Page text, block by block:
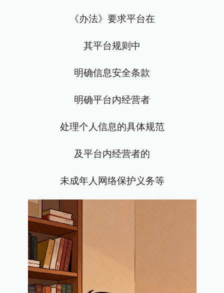
《办法》要求平台在
其平台规则中
明确信息安全条款
明确平台内经营者
处理个人信息的具体规范
及平台内经营者的
未成年人网络保护义务等